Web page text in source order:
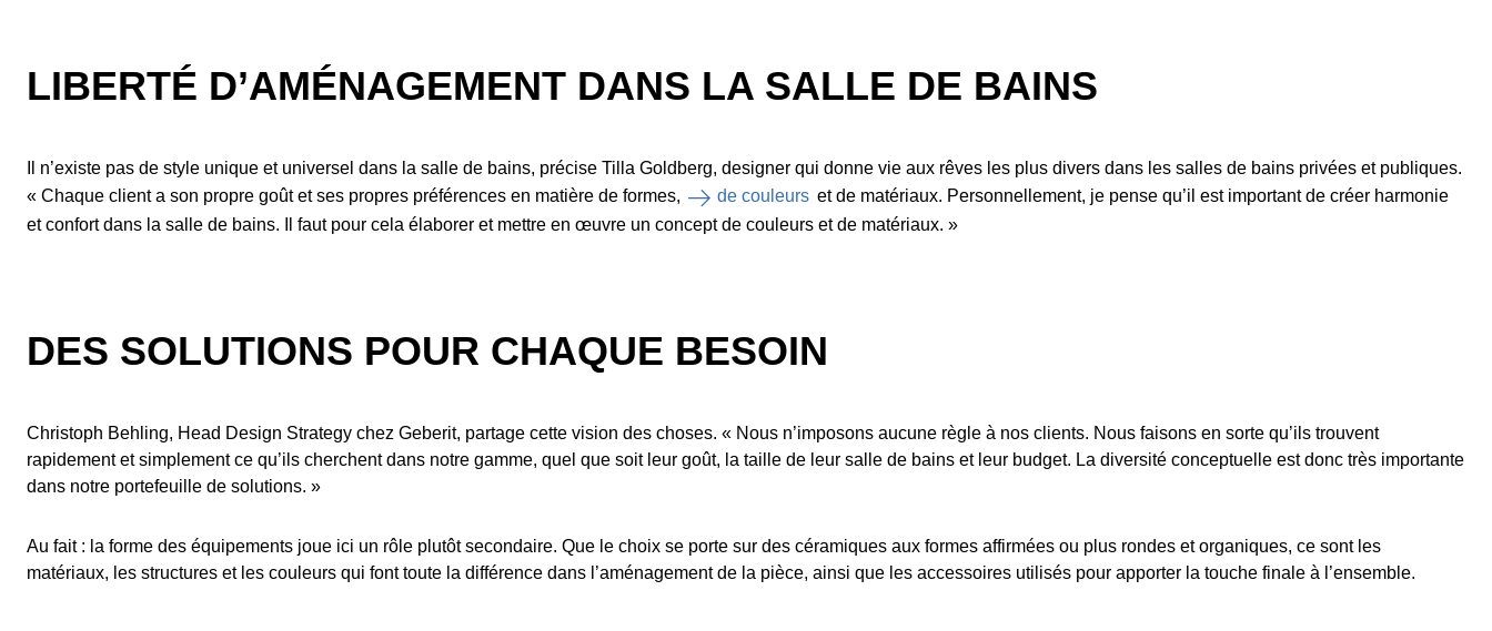
LIBERTÉ D’AMÉNAGEMENT DANS LA SALLE DE BAINS
Il n’existe pas de style unique et universel dans la salle de bains, précise Tilla Goldberg, designer qui donne vie aux rêves les plus divers dans les salles de bains privées et publiques.
« Chaque client a son propre goût et ses propres préférences en matière de formes,
de couleurs et de matériaux. Personnellement, je pense qu’il est important de créer harmonie
et confort dans la salle de bains. Il faut pour cela élaborer et mettre en œuvre un concept de couleurs et de matériaux. »
DES SOLUTIONS POUR CHAQUE BESOIN
Christoph Behling, Head Design Strategy chez Geberit, partage cette vision des choses. « Nous n’imposons aucune règle à nos clients. Nous faisons en sorte qu’ils trouvent
rapidement et simplement ce qu’ils cherchent dans notre gamme, quel que soit leur goût, la taille de leur salle de bains et leur budget. La diversité conceptuelle est donc très importante
dans notre portefeuille de solutions. »
Au fait : la forme des équipements joue ici un rôle plutôt secondaire. Que le choix se porte sur des céramiques aux formes affirmées ou plus rondes et organiques, ce sont les
matériaux, les structures et les couleurs qui font toute la différence dans l’aménagement de la pièce, ainsi que les accessoires utilisés pour apporter la touche finale à l’ensemble.